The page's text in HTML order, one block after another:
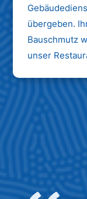
übergeben.
Bauschmutz
unser